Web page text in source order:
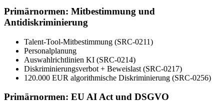
Primärnormen: Mitbestimmung und
Antidiskriminierung
Talent-Tool-Mitbestimmung (SRC-0211)
Personalplanung
Auswahlrichtlinien KI (SRC-0214)
Diskriminierungsverbot + Beweislast (SRC-0217)
120.000 EUR algorithmische Diskriminierung (SRC-0256)
Primärnormen: EU AI Act und DSGVO